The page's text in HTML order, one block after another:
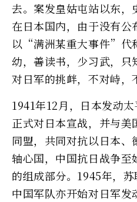
去。案发皇姑屯站以东，
在日本国内，由于没有公
以“满洲某重大事件”代
幼，善读书，少习武，只
对日军的挑衅，不对峙，
1941年12月，日本发动
正式对日本宣战，并与
同盟，共同对抗以日本、
轴心国，中国抗日战争至
的组成部分。1945年，苏
中国军队亦开始对日军发